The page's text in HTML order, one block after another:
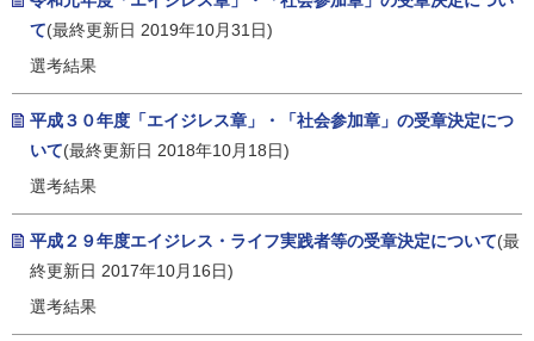
て(最終更新日 2019年10月31日)
選考結果
平成３０年度「エイジレス章」・「社会参加章」の受章決定につ
いて(最終更新日 2018年10月18日)
選考結果
平成２９年度エイジレス・ライフ実践者等の受章決定について(最
終更新日 2017年10月16日)
選考結果